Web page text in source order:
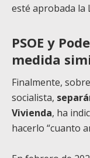
esté aprobada la
PSOE y
medida
Finalmente,
socialista,
Vivienda, ha
hacerlo “cuanto